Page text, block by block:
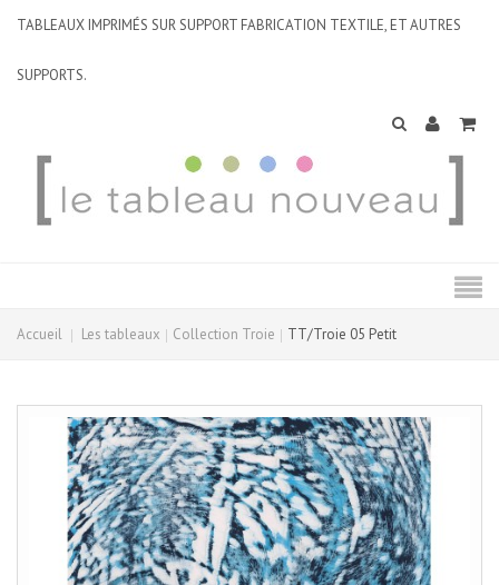
TABLEAUX IMPRIMÉS SUR SUPPORT FABRICATION TEXTILE, ET AUTRES
SUPPORTS.
Accueil Les tableaux Collection Troie TT/Troie 05 Petit